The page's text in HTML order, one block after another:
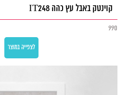
קוינטק באבל עץ כהה IT248
990
לצפייה במוצר